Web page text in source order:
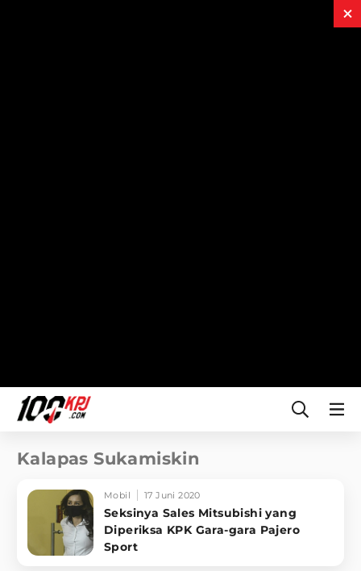
Kalapas Sukamiskin
Mobil 17 Juni 2020
Seksinya Sales Mitsubishi yang
Diperiksa KPK Gara-gara Pajero
Sport